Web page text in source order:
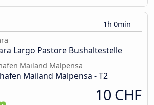
1h 0min
Largo Pastore Bushaltestelle
Mailand Malpensa
Mailand Malpensa - T2
10 CHF